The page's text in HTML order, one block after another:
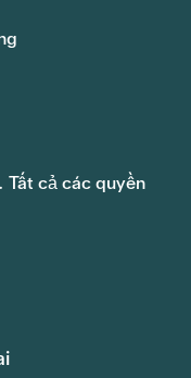
cả các quyền